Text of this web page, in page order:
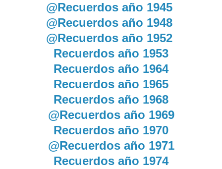
@Recuerdos año 1945
@Recuerdos año 1948
@Recuerdos año 1952
Recuerdos año 1953
Recuerdos año 1964
Recuerdos año 1965
Recuerdos año 1968
@Recuerdos año 1969
Recuerdos año 1970
@Recuerdos año 1971
Recuerdos año 1974